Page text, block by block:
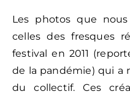
Les photos que
celles des fresques
festival en 2011
de la pandémie) qui a
du collectif. Ces